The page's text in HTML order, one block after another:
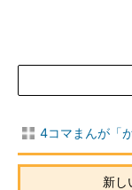
4コマまんが「
新し